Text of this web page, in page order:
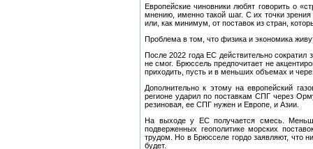
Европейские чиновники любят говорить о
мнению, именно такой шаг. С их точки
или, как минимум, от поставок из стран,
Проблема в том, что физика и экономика
После 2022 года ЕС действительно сократил
не смог. Брюссель предпочитает не
приходить, пусть и в меньших объемах и
Дополнительно к этому на европейский
регионе ударил по поставкам СПГ через
резиновая, ее СПГ нужен и Европе, и Азии.
На выходе у ЕС получается смесь.
подверженных геополитике морских
трудом. Но в Брюсселе гордо заявляют, что
будет.